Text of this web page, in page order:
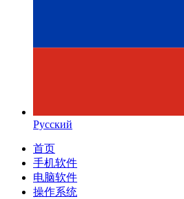
Русский
首页
手机软件
电脑软件
操作系统